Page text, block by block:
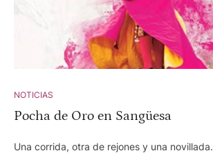
NOTICIAS
Pocha de Oro en Sangüesa
Una corrida, otra de rejones y una novillada.